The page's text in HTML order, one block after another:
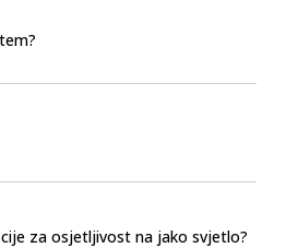
za osjetljivost na jako svjetlo?